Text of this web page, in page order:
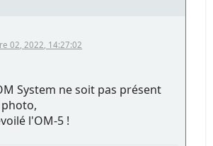
02, 2022, 14:27:02
System ne soit pas présent
l'OM-5 !